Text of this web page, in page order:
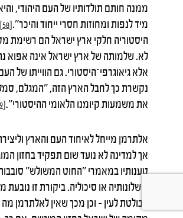
ממנה חותם תולדותיו של העם היהודי,
מיד לנפות ומחוזות חסרי ייחוד והיכר".[58]
היסטוריה חלקי ארץ ישראל הם רשימת
לא. שלמותה של ארץ ישראל אינה אפוא
אלא גיאוגרפי־היסטורי. גם הווייתו של
נקשרת כך לחבל הארץ הזה, "המגלם,
את משמעות קיומנו הלאומי ההיסטורי".[59]
אלתרמן מייחל לאיחוד העם והארץ
אך למדינה לא נועד שום תפקיד בחזון
טענותיו במאמרי "החוט המשולש"
כישלונותיה או סיכוליה. ביקורת זו נובעת
הבולטת לעין – וכן מכך שאין לאלתרמן